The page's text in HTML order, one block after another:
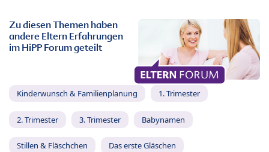
Zu diesen Themen haben
andere Eltern Erfahrungen
im HiPP Forum geteilt
Kinderwunsch & Familienplanung 1. Trimester
2. Trimester 3. Trimester Babynamen
Stillen & Fläschchen Das erste Gläschen